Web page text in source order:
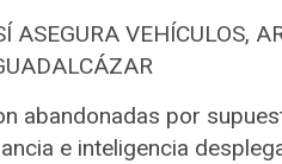
ASEGURA VEHÍCULOS,
por
e inteligencia